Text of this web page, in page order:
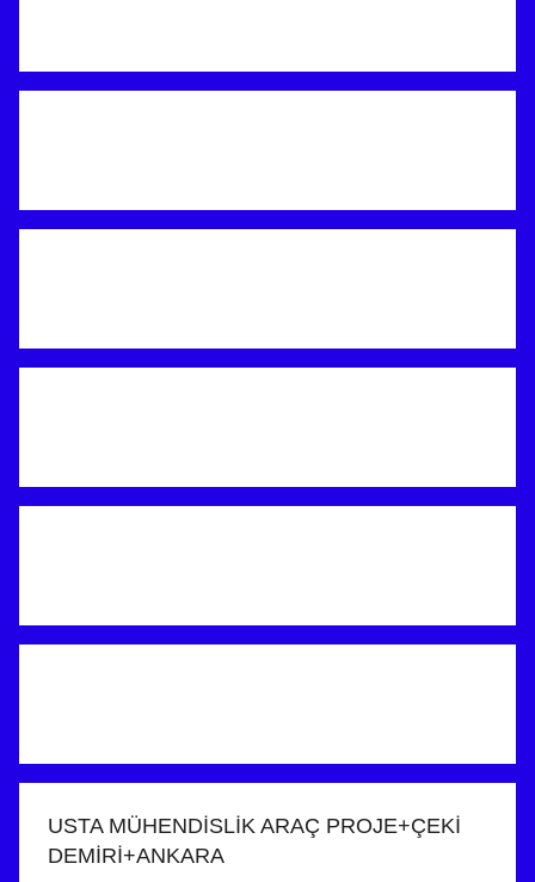
USTA MÜHENDİSLİK ARAÇ PROJE+ÇEKİ
DEMİRİ+ANKARA